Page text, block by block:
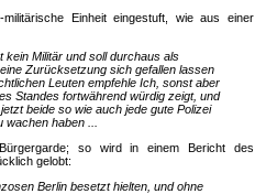
Einheit eingestuft, wie aus einer
kein Militär und soll durchaus als
Zurücksetzung sich gefallen lassen
Leuten empfehle Ich, sonst aber
Standes fortwährend würdig zeigt, und
beide so wie auch jede gute Polizei
haben ...
so wird in einem Bericht des
gelobt:
Berlin besetzt hielten, und ohne